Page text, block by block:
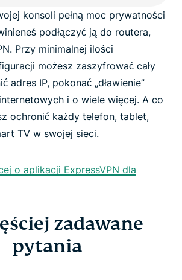
konsoli pełną moc prywatności
podłączyć ją do routera,
Przy minimalnej ilości
możesz zaszyfrować cały
adres IP, pokonać „dławienie”
i o wiele więcej. A co
ochronić każdy telefon, tablet,
TV w swojej sieci.
o aplikacji ExpressVPN dla
zadawane
pytania